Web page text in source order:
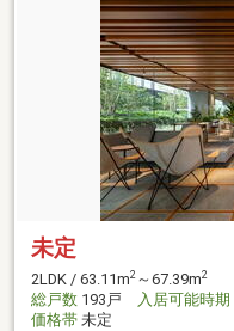
未定
2LDK / 63.11m2 ～67.39m2
総戸数 193戸 入居可能時期
価格帯 未定